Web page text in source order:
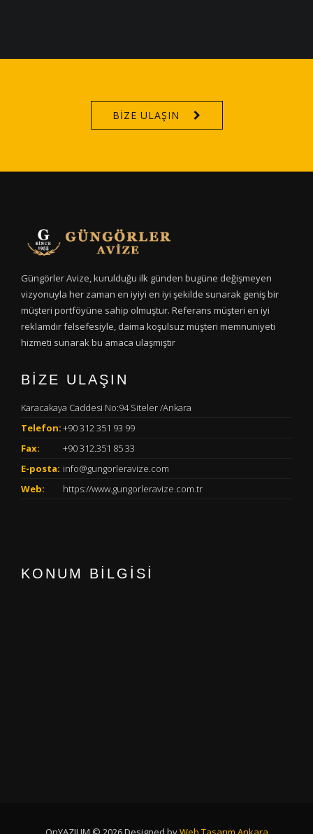
BİZE ULAŞIN
Güngörler Avize, kurulduğu ilk günden bugüne değişmeyen
vizyonuyla her zaman en iyiyi en iyi şekilde sunarak geniş bir
müşteri portföyüne sahip olmuştur. Referans müşteri en iyi
reklamdır felsefesiyle, daima koşulsuz müşteri memnuniyeti
hizmeti sunarak bu amaca ulaşmıştır
BİZE ULAŞIN
Karacakaya Caddesi No:94 Siteler /Ankara
Telefon:+90 312 351 93 99
Fax:
+90 312.351 85 33
E-posta: info@gungorleravize.com
Web:
https://www.gungorleravize.com.tr
KONUM BİLGİSİ